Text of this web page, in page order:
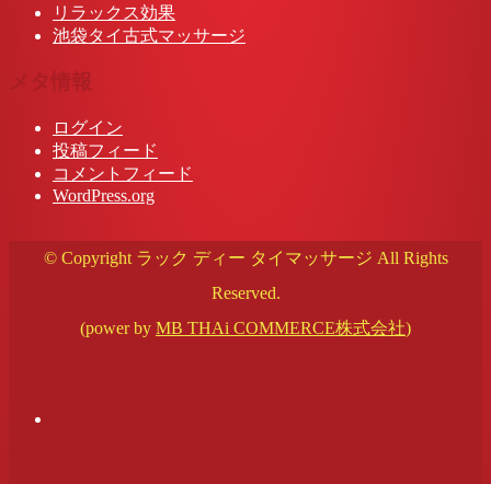
リラックス効果
池袋タイ古式マッサージ
メタ情報
ログイン
投稿フィード
コメントフィード
WordPress.org
© Copyright ラック ディー タイマッサージ All Rights
Reserved.
(power by MB THAi COMMERCE株式会社)